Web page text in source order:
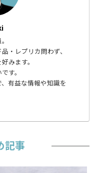
・レプリカ問わず、
みます。
す。
有益な情報や知識を
記事